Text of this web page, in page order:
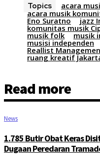
Topics
acara
acara musik
Eno Suratno jazz
komunitas musik
musik folk musik
musisi independen
Reallist
ruang kreatif
Read more
News
1.785 Butir Obat Keras
Dugaan Peredaran